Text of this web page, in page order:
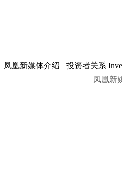
凤凰新媒体介绍 | 投资者关系
凤凰新